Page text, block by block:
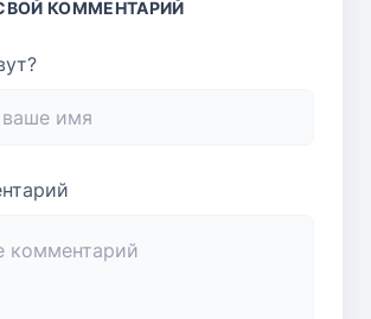
КОММЕНТАРИЙ